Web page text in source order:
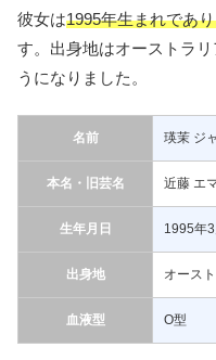
彼女は1995年生まれであ
す。出身地はオーストラ
うになりました。
名前 瑛茉 ジ
本名・旧芸名 近藤 エ
生年月日 1995年
出身地 オース
血液型 O型